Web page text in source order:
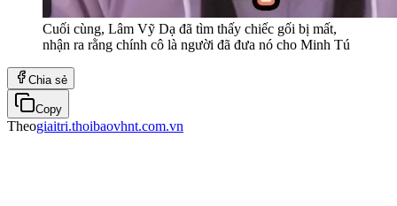
Cuối cùng, Lâm Vỹ Dạ đã tìm thấy chiếc gối bị mất,
nhận ra rằng chính cô là người đã đưa nó cho Minh Tú
Chia sẻ
Copy
Theogiaitri.thoibaovhnt.com.vn